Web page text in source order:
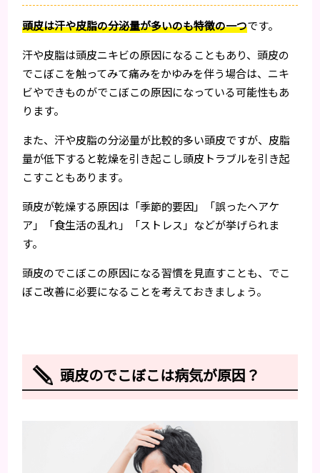
頭皮は汗や皮脂の分泌量が多いのも特徴の一つです。
汗や皮脂は頭皮ニキビの原因になることもあり、頭皮の
でこぼこを触ってみて痛みをかゆみを伴う場合は、ニキ
ビやできものがでこぼこの原因になっている可能性もあ
ります。
また、汗や皮脂の分泌量が比較的多い頭皮ですが、皮脂
量が低下すると乾燥を引き起こし頭皮トラブルを引き起
こすこともあります。
頭皮が乾燥する原因は「季節的要因」「誤ったヘアケ
ア」「食生活の乱れ」「ストレス」などが挙げられま
す。
頭皮のでこぼこの原因になる習慣を見直すことも、でこ
ぼこ改善に必要になることを考えておきましょう。
頭皮のでこぼこは病気が原因？